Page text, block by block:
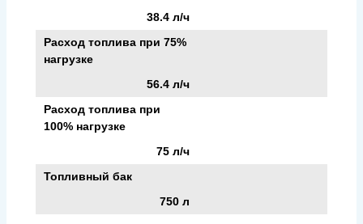
38.4 л/ч
Расход топлива при 75%
нагрузке
56.4 л/ч
Расход топлива при
100% нагрузке
75 л/ч
Топливный бак
750 л